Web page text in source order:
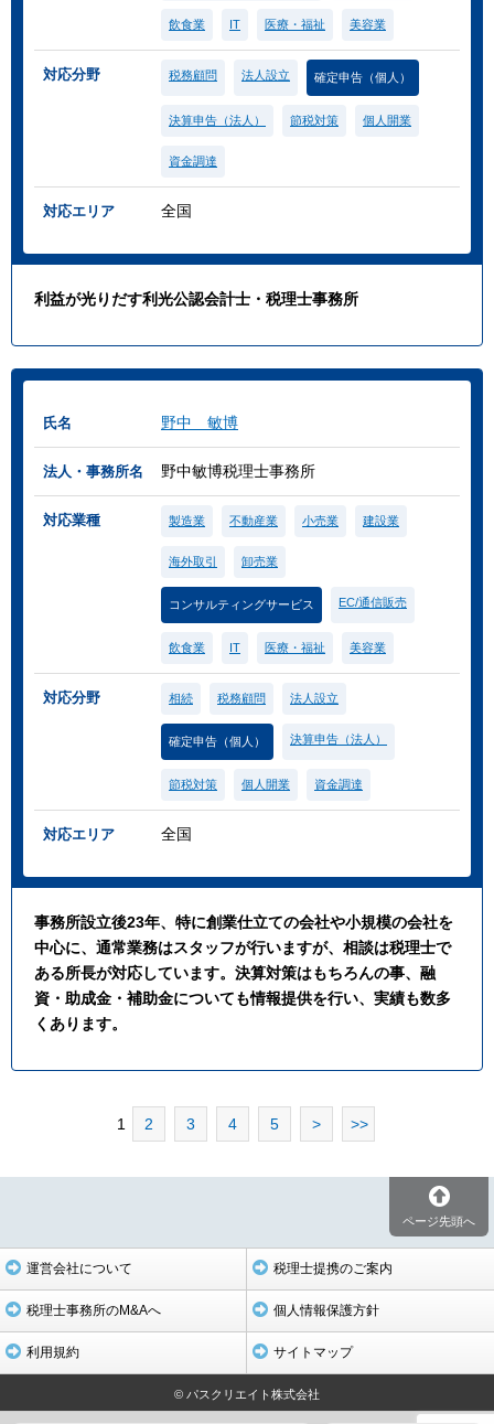
飲食業 IT 医療・福祉 美容業
対応分野 税務顧問 法人設立 確定申告（個人）
決算申告（法人） 節税対策 個人開業
資金調達
対応エリア 全国
利益が光りだす利光公認会計士・税理士事務所
氏名 野中 敏博
法人・事務所名 野中敏博税理士事務所
対応業種 製造業 不動産業 小売業 建設業
海外取引 卸売業
コンサルティングサービス EC/通信販売
飲食業 IT 医療・福祉 美容業
対応分野 相続 税務顧問 法人設立
確定申告（個人） 決算申告（法人）
節税対策 個人開業 資金調達
対応エリア 全国
事務所設立後23年、特に創業仕立ての会社や小規模の会社を
中心に、通常業務はスタッフが行いますが、相談は税理士で
ある所長が対応しています。決算対策はもちろんの事、融
資・助成金・補助金についても情報提供を行い、実績も数多
くあります。
1 2 3 4 5 > >>
ページ先頭へ
運営会社について 税理士提携のご案内
税理士事務所のM&Aへ 個人情報保護方針
利用規約 サイトマップ
© パスクリエイト株式会社